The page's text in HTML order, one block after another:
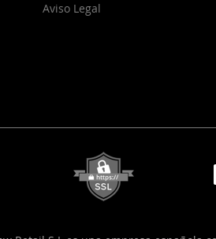
Aviso Legal